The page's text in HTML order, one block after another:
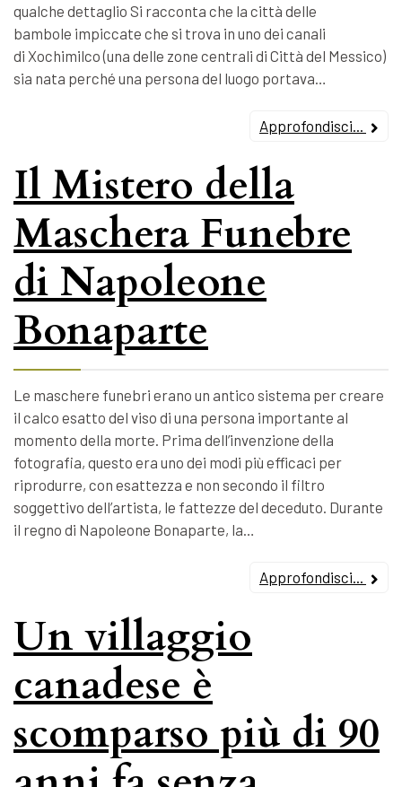
qualche dettaglio Si racconta che la città delle
bambole impiccate che si trova in uno dei canali
di Xochimilco (una delle zone centrali di Città del Messico)
sia nata perché una persona del luogo portava…
Approfondisci...
Il Mistero della
Maschera Funebre
di Napoleone
Bonaparte
Le maschere funebri erano un antico sistema per creare
il calco esatto del viso di una persona importante al
momento della morte. Prima dell’invenzione della
fotografia, questo era uno dei modi più efficaci per
riprodurre, con esattezza e non secondo il filtro
soggettivo dell’artista, le fattezze del deceduto. Durante
il regno di Napoleone Bonaparte, la…
Approfondisci...
Un villaggio
canadese è
scomparso più di 90